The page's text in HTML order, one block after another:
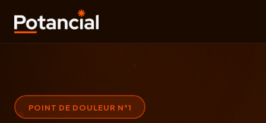
POINT DE DOULEUR N°1